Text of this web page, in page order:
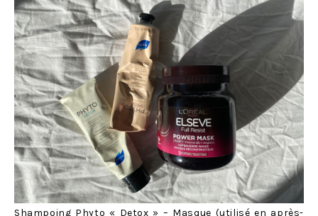
Shampoing Phyto « Detox » – Masque (utilisé en après-